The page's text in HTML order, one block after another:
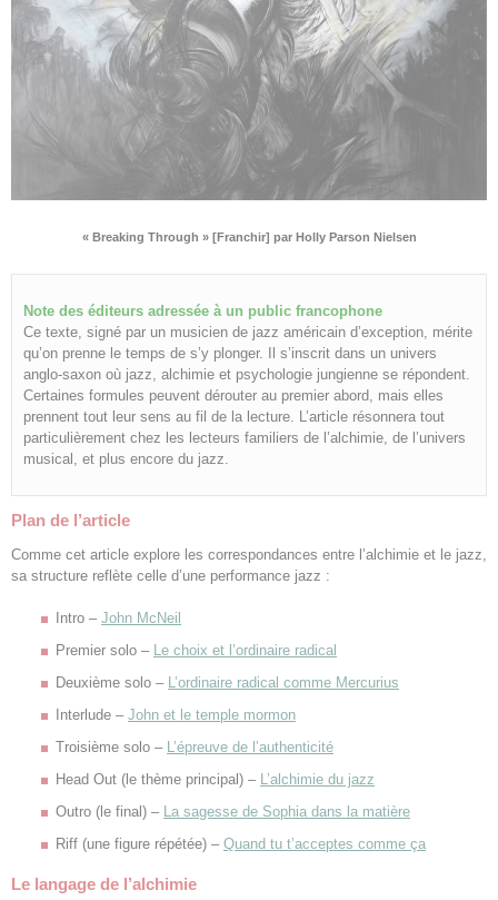
« Breaking Through » [Franchir] par Holly Parson Nielsen
Note des éditeurs adressée à un public francophone
Ce texte, signé par un musicien de jazz américain d’exception, mérite
qu’on prenne le temps de s’y plonger. Il s’inscrit dans un univers
anglo-saxon où jazz, alchimie et psychologie jungienne se répondent.
Certaines formules peuvent dérouter au premier abord, mais elles
prennent tout leur sens au fil de la lecture. L’article résonnera tout
particulièrement chez les lecteurs familiers de l’alchimie, de l’univers
musical, et plus encore du jazz.
Plan de l’article
Comme cet article explore les correspondances entre l’alchimie et le jazz,
sa structure reflète celle d’une performance jazz :
Intro – John McNeil
Premier solo – Le choix et l’ordinaire radical
Deuxième solo – L’ordinaire radical comme Mercurius
Interlude – John et le temple mormon
Troisième solo – L’épreuve de l’authenticité
Head Out (le thème principal) – L’alchimie du jazz
Outro (le final) – La sagesse de Sophia dans la matière
Riff (une figure répétée) – Quand tu t’acceptes comme ça
Le langage de l’alchimie